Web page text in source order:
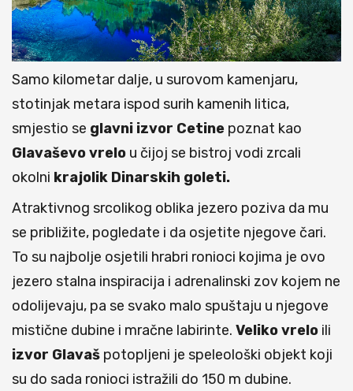
Samo kilometar dalje, u surovom kamenjaru,
stotinjak metara ispod surih kamenih litica,
smjestio se glavni izvor Cetine poznat kao
Glavaševo vrelo u čijoj se bistroj vodi zrcali
okolni krajolik Dinarskih goleti.
Atraktivnog srcolikog oblika jezero poziva da mu
se približite, pogledate i da osjetite njegove čari.
To su najbolje osjetili hrabri ronioci kojima je ovo
jezero stalna inspiracija i adrenalinski zov kojem ne
odolijevaju, pa se svako malo spuštaju u njegove
mistične dubine i mračne labirinte. Veliko vrelo ili
izvor Glavaš potopljeni je speleološki objekt koji
su do sada ronioci istražili do 150 m dubine.